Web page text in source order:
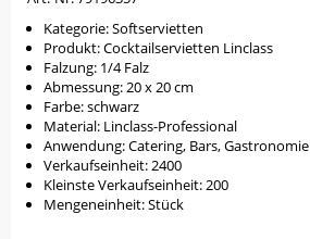
Kategorie: Softservietten
Produkt: Cocktailservietten Linclass
Falzung: 1/4 Falz
Abmessung: 20 x 20 cm
Farbe: schwarz
Material: Linclass-Professional
Anwendung: Catering, Bars, Gastronomie
Verkaufseinheit: 2400
Kleinste Verkaufseinheit: 200
Mengeneinheit: Stück